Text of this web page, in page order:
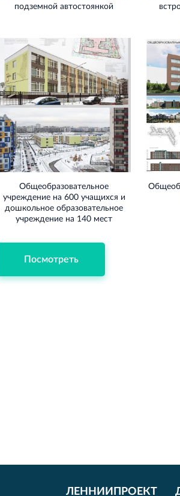
подземной автостоянкой
Общеобразовательное
учреждение на 600 учащихся и
дошкольное образовательное
учреждение на 140 мест
Посмотреть
ЛЕННИИПРОЕКТ